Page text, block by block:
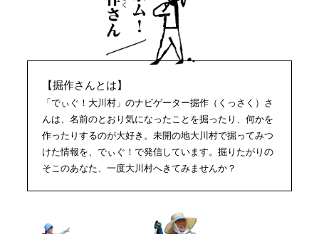
おしらせ
イベントレポート メディア掲載 日々のこと
【掘作さんとは】
「でぃぐ！大川村」のナビゲーター掘作（くっさく）さ
んは、名前のとおり気になったことを掘ったり、何かを
作ったりするのが大好き。未開の地大川村で掘ってみつ
けた情報を、でぃぐ！で発信しています。掘りたがりの
そこのあなた、一度大川村へきてみませんか？